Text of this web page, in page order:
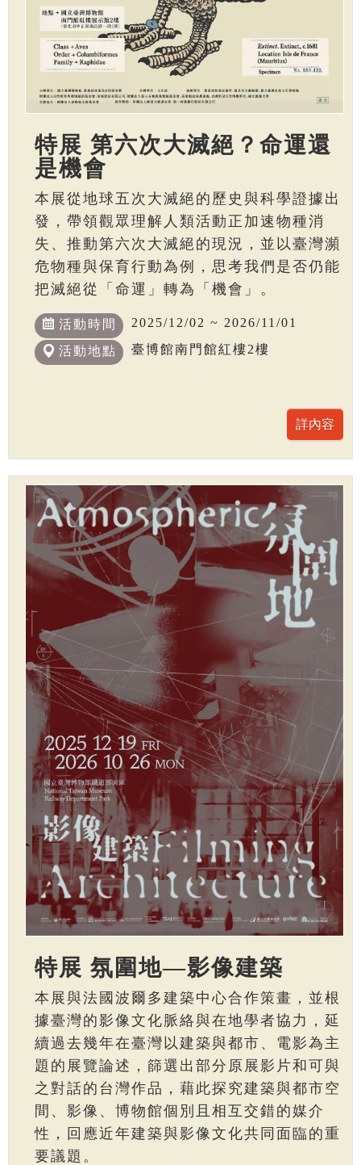
特展 第六次大滅絕？命運還
是機會
本展從地球五次大滅絕的歷史與科學證據出
發，帶領觀眾理解人類活動正加速物種消
失、推動第六次大滅絕的現況，並以臺灣瀕
危物種與保育行動為例，思考我們是否仍能
把滅絕從「命運」轉為「機會」。
活動時間 2025/12/02 ~ 2026/11/01
活動地點 臺博館南門館紅樓2樓
特展 氛圍地—影像建築
本展與法國波爾多建築中心合作策畫，並根
據臺灣的影像文化脈絡與在地學者協力，延
續過去幾年在臺灣以建築與都市、電影為主
題的展覽論述，篩選出部分原展影片和可與
之對話的台灣作品，藉此探究建築與都市空
間、影像、博物館個別且相互交錯的媒介
性，回應近年建築與影像文化共同面臨的重
要議題。